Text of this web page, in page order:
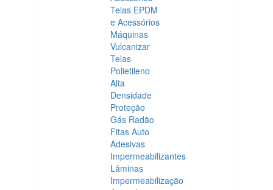
Telas EPDM
e Acessórios
Máquinas
Vulcanizar
Telas
Polietileno
Alta
Densidade
Proteção
Gás Radão
Fitas Auto
Adesivas
Impermeabilizantes
Lâminas
Impermeabilização